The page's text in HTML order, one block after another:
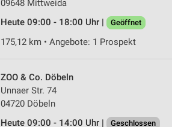
09648 Mittweida
Heute 09:00 - 18:00 Uhr |
Geöffnet
175,12 km • Angebote: 1 Prospekt
ZOO & Co. Döbeln
Unnaer Str. 74
04720 Döbeln
Heute 09:00 - 14:00 Uhr |
Geschlossen